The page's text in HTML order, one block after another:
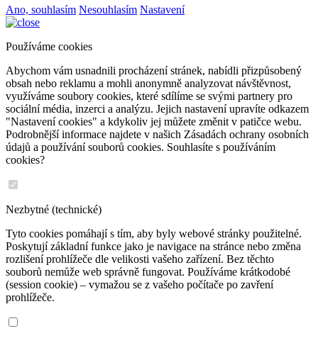
Ano, souhlasím Nesouhlasím Nastavení
Používáme cookies
Abychom vám usnadnili procházení stránek, nabídli přizpůsobený
obsah nebo reklamu a mohli anonymně analyzovat návštěvnost,
využíváme soubory cookies, které sdílíme se svými partnery pro
sociální média, inzerci a analýzu. Jejich nastavení upravíte odkazem
"Nastavení cookies" a kdykoliv jej můžete změnit v patičce webu.
Podrobnější informace najdete v našich Zásadách ochrany osobních
údajů a používání souborů cookies. Souhlasíte s používáním
cookies?
Nezbytné (technické)
Tyto cookies pomáhají s tím, aby byly webové stránky použitelné.
Poskytují základní funkce jako je navigace na stránce nebo změna
rozlišení prohlížeče dle velikosti vašeho zařízení. Bez těchto
souborů nemůže web správně fungovat. Používáme krátkodobé
(session cookie) – vymažou se z vašeho počítače po zavření
prohlížeče.